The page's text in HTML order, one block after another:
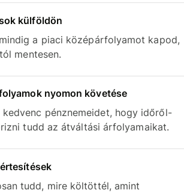
külföldön
a piaci középárfolyamot kapod,
mentesen.
nyomon követése
kedvenc pénznemeidet, hogy időről-
tudd az átváltási árfolyamaikat.
tudd, mire költöttél, amint